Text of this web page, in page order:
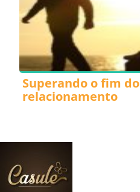
Superando o fim do
relacionamento